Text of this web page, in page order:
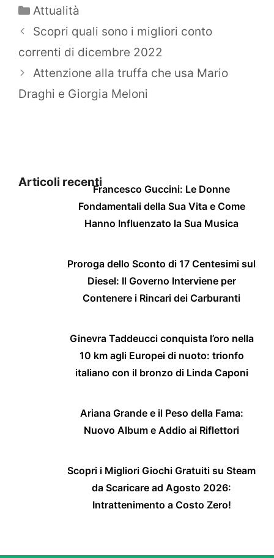
Categorie
Attualità
Scopri quali sono i migliori conto
correnti di dicembre 2022
Attenzione alla truffa che usa Mario
Draghi e Giorgia Meloni
Articoli recentiFrancesco Guccini: Le Donne
Fondamentali della Sua Vita e Come
Hanno Influenzato la Sua Musica
Proroga dello Sconto di 17 Centesimi sul
Diesel: Il Governo Interviene per
Contenere i Rincari dei Carburanti
Ginevra Taddeucci conquista l’oro nella
10 km agli Europei di nuoto: trionfo
italiano con il bronzo di Linda Caponi
Ariana Grande e il Peso della Fama:
Nuovo Album e Addio ai Riflettori
Scopri i Migliori Giochi Gratuiti su Steam
da Scaricare ad Agosto 2026:
Intrattenimento a Costo Zero!